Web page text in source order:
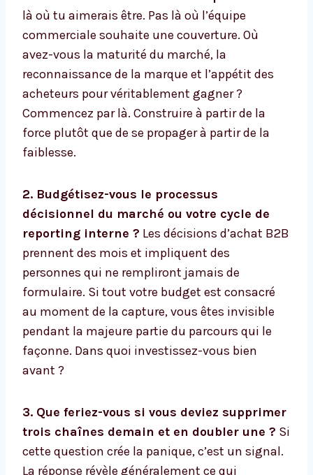
là où tu aimerais être. Pas là où l’équipe
commerciale souhaite une couverture. Où
avez-vous la maturité du marché, la
reconnaissance de la marque et l’appétit des
acheteurs pour véritablement gagner ?
Commencez par là. Construire à partir de la
force plutôt que de se propager à partir de la
faiblesse.
2. Budgétisez-vous le processus
décisionnel du marché ou votre cycle de
reporting interne ? Les décisions d’achat B2B
prennent des mois et impliquent des
personnes qui ne rempliront jamais de
formulaire. Si tout votre budget est consacré
au moment de la capture, vous êtes invisible
pendant la majeure partie du parcours qui le
façonne. Dans quoi investissez-vous bien
avant ?
3. Que feriez-vous si vous deviez supprimer
trois chaînes demain et en doubler une ? Si
cette question crée la panique, c’est un signal.
La réponse révèle généralement ce qui